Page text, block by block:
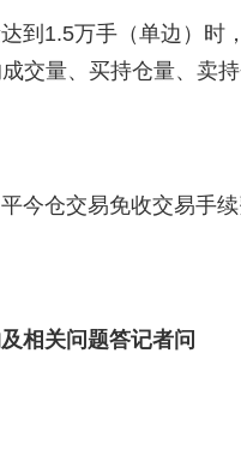
到1.5万手（单边）时
交量、买持仓量、卖持
今仓交易免收交易手续
及相关问题答记者问